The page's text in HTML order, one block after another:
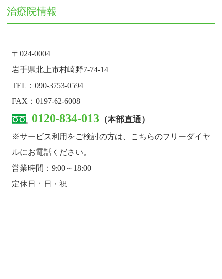
治療院情報
〒024-0004
岩手県北上市村崎野7-74-14
TEL：090-3753-0594
FAX：0197-62-6008
0120-834-013 （本部直通）
※サービス利用をご検討の方は、こちらのフリーダイヤ
ルにお電話ください。
営業時間：9:00～18:00
定休日：日・祝